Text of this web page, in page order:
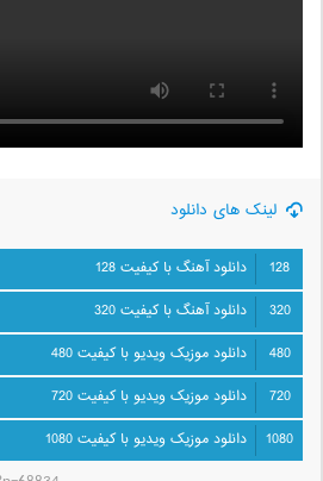
لینک های دانلود
128
دانلود آهنگ با کیفیت 128
320
دانلود آهنگ با کیفیت 320
480
دانلود موزیک ویدیو با کیفیت 480
720
دانلود موزیک ویدیو با کیفیت 720
1080
دانلود موزیک ویدیو با کیفیت 1080